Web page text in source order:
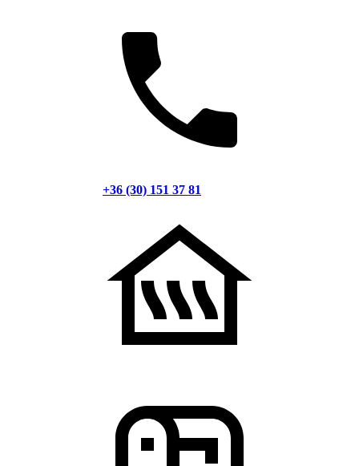
+36 (30) 151 37 81